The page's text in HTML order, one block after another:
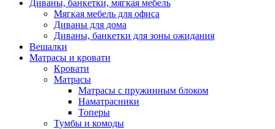
Диваны, банкетки, мягкая мебель
Мягкая мебель для офиса
Диваны для дома
Диваны, банкетки для зоны ожидания
Вешалки
Матрасы и кровати
Кровати
Матрасы
Матрасы с пружинным блоком
Наматрасники
Топеры
Тумбы и комоды